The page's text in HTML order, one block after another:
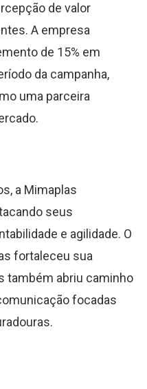
de valor
A empresa
de 15% em
da campanha,
uma parceira
a Mimaplas
seus
e agilidade. O
fortaleceu sua
também abriu caminho
focadas